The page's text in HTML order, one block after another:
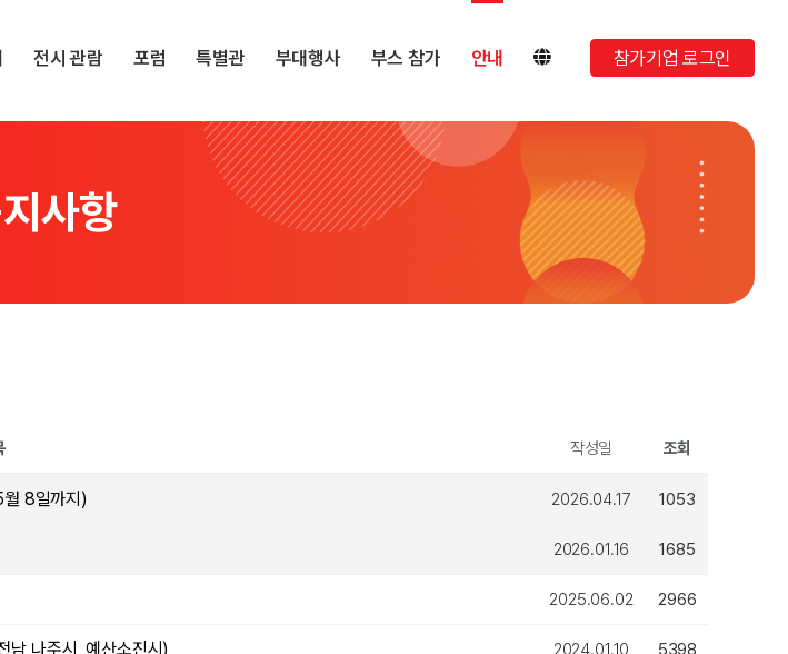
전시 관람 포럼 특별관 부대행사 부스 참가 안내 참가기업 로그인
사항
작성일 조회
8일까지) 2026.04.17 1053
2026.01.16 1685
2025.06.02 2966
나주시, 예산소진시) 2024.01.10 5398